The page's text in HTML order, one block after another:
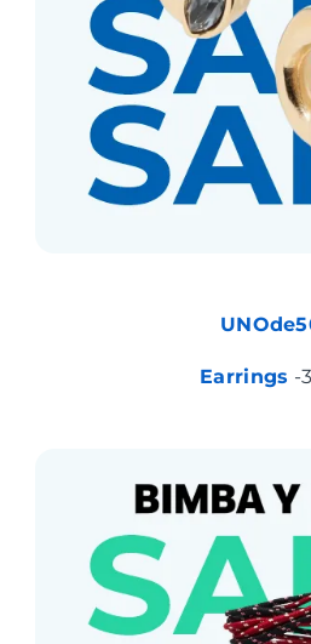
Earrings -